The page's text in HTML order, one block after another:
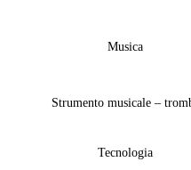
Musica
Strumento musicale –
Tecnologia